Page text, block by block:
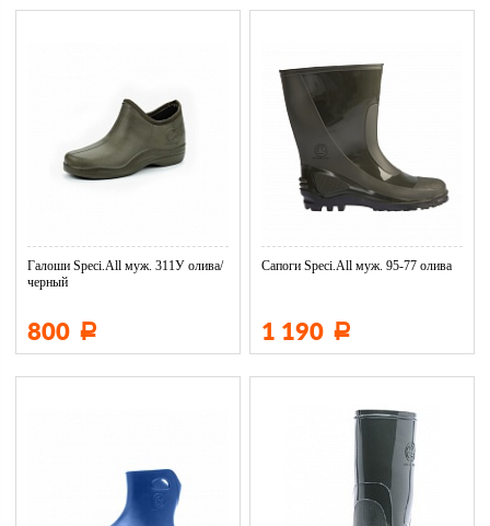
Галоши Speci.All муж. 311У олива/
черный
800 Р
Сапоги Speci.All муж. 95-77 олива
1 190 Р